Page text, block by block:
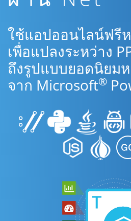
ใช้แอปออนไลน์ฟรีห
เพื่อแปลงระหว่าง
ถึงรูปแบบยอดนิยม
จาก Microsoft®